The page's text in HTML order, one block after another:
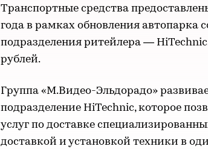
Транспортные средства
года в рамках обновления автопарка
подразделения ритейлера —
рублей.
Группа «М.Видео-Эльдорадо»
подразделение HiTechnic, которое
услуг по доставке
доставкой и установкой техники в